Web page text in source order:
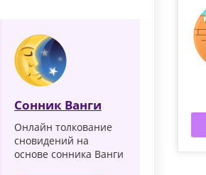
Сонник Ванги
Онлайн толкование
сновидений на
основе сонника Ванги